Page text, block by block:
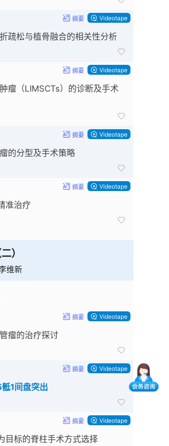
疏松与植骨融合的相关性分析
摘要 Videotape
瘤（LIMSCTs）的诊断及手术
摘要 Videotape
的分型及手术策略
摘要 Videotape
准治疗
摘要 Videotape
）
维新
瘤的治疗探讨
摘要 Videotape
1间盘突出
摘要 Videotape
目标的脊柱手术方式选择
摘要 Videotape